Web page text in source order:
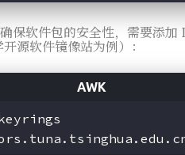
保软件包的安全性，需要添
源软件镜像站为例）：